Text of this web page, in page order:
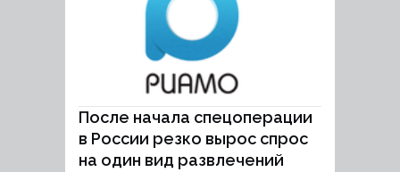
После начала спецоперации
в России резко вырос спрос
на один вид развлечений